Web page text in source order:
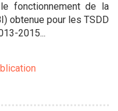
fonctionnement de la
obtenue pour les TSDD
2015...